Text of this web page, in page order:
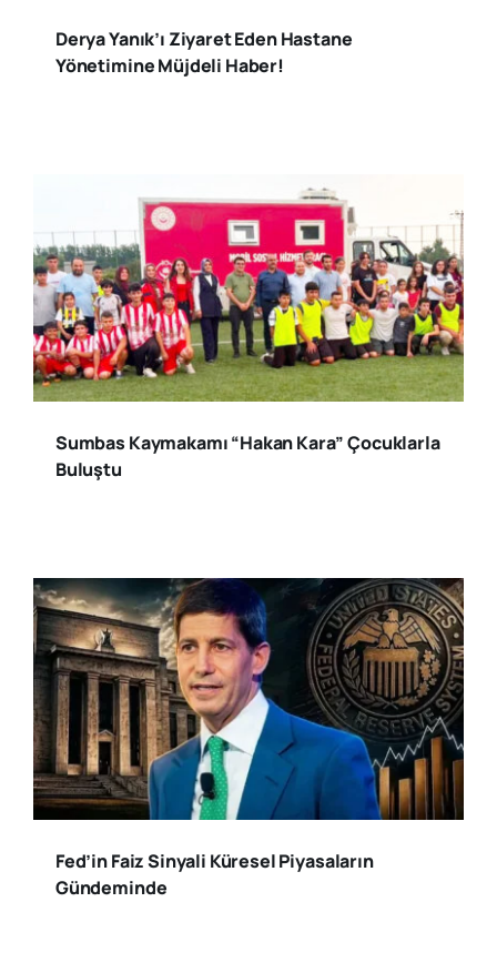
Derya Yanık’ı Ziyaret Eden Hastane
Yönetimine Müjdeli Haber!
Sumbas Kaymakamı “Hakan Kara” Çocuklarla
Buluştu
Fed’in Faiz Sinyali Küresel Piyasaların
Gündeminde